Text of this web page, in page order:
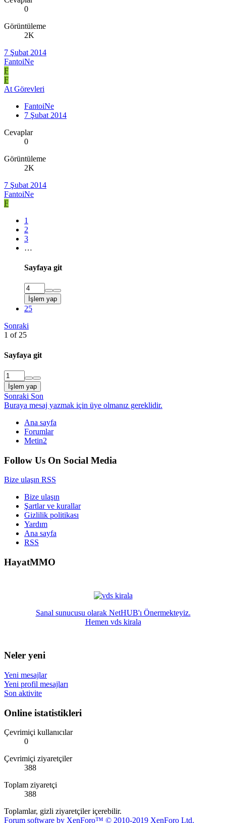
0
Görüntüleme
2K
7 Şubat 2014
FantoiNe
F
F
At Görevleri
FantoiNe
7 Şubat 2014
Cevaplar
0
Görüntüleme
2K
7 Şubat 2014
FantoiNe
F
1
2
3
…
Sayfaya git
İşlem yap
25
Sonraki
1 of 25
Sayfaya git
İşlem yap
Sonraki Son
Buraya mesaj yazmak için üye olmanız gereklidir.
Ana sayfa
Forumlar
Metin2
Follow Us On Social Media
Bize ulaşın RSS
Bize ulaşın
Şartlar ve kurallar
Gizlilik politikası
Yardım
Ana sayfa
RSS
HayatMMO
Sanal sunucusu olarak NetHUB'ı Önermekteyiz.
Hemen vds kirala
Neler yeni
Yeni mesajlar
Yeni profil mesajları
Son aktivite
Online istatistikleri
Çevrimiçi kullanıcılar
0
Çevrimiçi ziyaretçiler
388
Toplam ziyaretçi
388
Toplamlar, gizli ziyaretçiler içerebilir.
Forum software by XenForo™ © 2010-2019 XenForo Ltd.